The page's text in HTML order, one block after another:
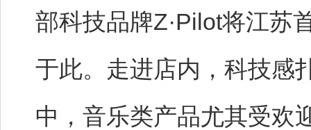
部科技品牌Z·Pilot将江苏
于此。走进店内，科技感
中，音乐类产品尤其受欢